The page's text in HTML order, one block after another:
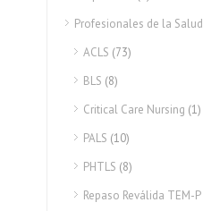
Profesionales de la Salud
ACLS (73)
BLS (8)
Critical Care Nursing (1)
PALS (10)
PHTLS (8)
Repaso Reválida TEM-P